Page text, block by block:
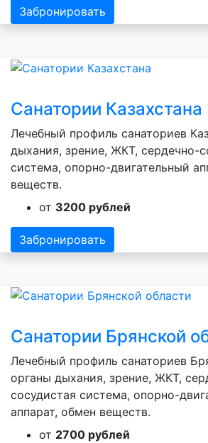
Забронировать
Санатории Казахстана
Лечебный профиль санаториев
дыхания, зрение, ЖКТ, сердечно-
система, опорно-двигательный
веществ.
от 3200 рублей
Забронировать
Санатории Брянской
Лечебный профиль санаториев
органы дыхания, зрение, ЖКТ,
сосудистая система, опорно-
аппарат, обмен веществ.
от 2700 рублей